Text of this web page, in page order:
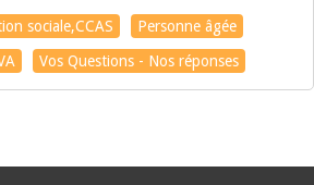
sociale,CCAS
Personne âgée
Vos Questions - Nos réponses